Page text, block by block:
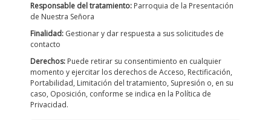
Responsable del tratamiento: Parroquia de la Presentación
de Nuestra Señora
Finalidad: Gestionar y dar respuesta a sus solicitudes de
contacto
Derechos: Puede retirar su consentimiento en cualquier
momento y ejercitar los derechos de Acceso, Rectificación,
Portabilidad, Limitación del tratamiento, Supresión o, en su
caso, Oposición, conforme se indica en la Política de
Privacidad.